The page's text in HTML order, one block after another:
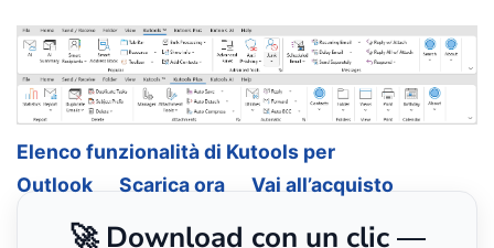
Elenco funzionalità di Kutools per
Outlook
Scarica ora Vai all’acquisto
🚀 Download con un clic —